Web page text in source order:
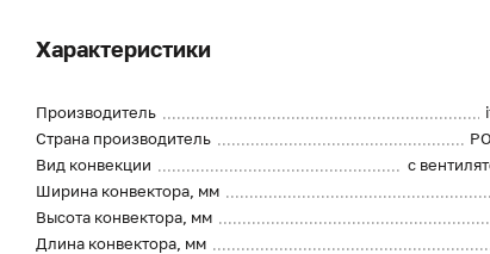
Характеристики
Производитель
Страна производитель
Вид конвекции
с
Ширина конвектора, мм
Высота конвектора, мм
Длина конвектора, мм